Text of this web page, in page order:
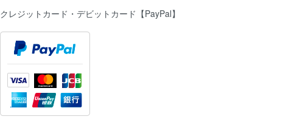
クレジットカード・デビットカード【PayPal】